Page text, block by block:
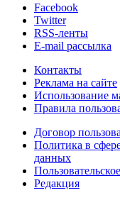
Facebook
Twitter
RSS-ленты
E-mail рассылка
Контакты
Реклама на сайте
Использование
Правила
Договор
Политика в
данных
Редакция